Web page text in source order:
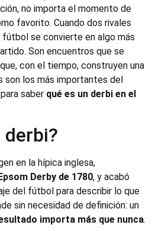
no importa el momento de
favorito. Cuando dos rivales
se convierte en algo más
Son encuentros que se
con el tiempo, construyen una
son los más importantes del
saber qué es un derbi en el
derbi?
en la hípica inglesa,
Epsom Derby de 1780, y acabó
del fútbol para describir lo que
sin necesidad de definición: un
importa más que nunca.